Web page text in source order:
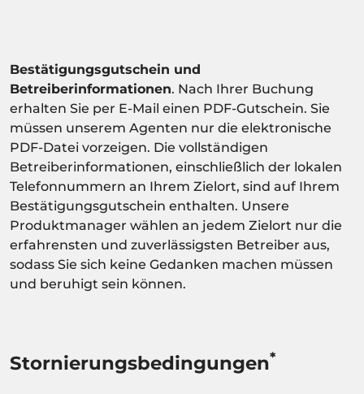
Bestätigungsgutschein und
Betreiberinformationen. Nach Ihrer Buchung
erhalten Sie per E-Mail einen PDF-Gutschein. Sie
müssen unserem Agenten nur die elektronische
PDF-Datei vorzeigen. Die vollständigen
Betreiberinformationen, einschließlich der lokalen
Telefonnummern an Ihrem Zielort, sind auf Ihrem
Bestätigungsgutschein enthalten. Unsere
Produktmanager wählen an jedem Zielort nur die
erfahrensten und zuverlässigsten Betreiber aus,
sodass Sie sich keine Gedanken machen müssen
und beruhigt sein können.
Stornierungsbedingungen*